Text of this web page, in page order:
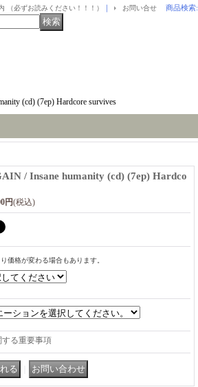
（必ずお読みください！！！） ｜ お問い合せ 商品検索:
(cd) (7ep) Hardcore survives
/ Insane humanity (cd) (7ep) Hardco
円(税込)
価格が変わる場合もあります。
る重要事項